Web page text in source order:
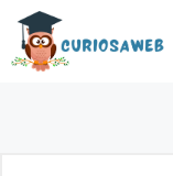
Saltar
contenido